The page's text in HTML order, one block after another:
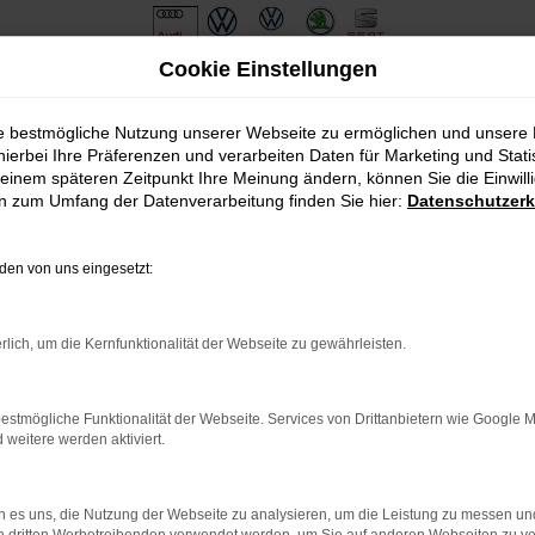
bestimmter Seiten verhindern. Funktioniert die Seite in
dem neuesten Stand sind.
kann auch dazu führen, dass bestimmte Funktionen nicht
Cookie Einstellungen
bestmögliche Nutzung unserer Webseite zu ermöglichen und unsere
Ihre Präferenzen und verarbeiten Daten für Marketing und
späteren Zeitpunkt Ihre Meinung ändern, können Sie die
zum Umfang der Datenverarbeitung finden Sie hier:
von uns eingesetzt:
um die Kernfunktionalität der Webseite zu gewährleisten.
Funktionalität der Webseite. Services von Drittanbietern wie Google
weitere werden aktiviert.
es uns, die Nutzung der Webseite zu analysieren, um die Leistung zu messen